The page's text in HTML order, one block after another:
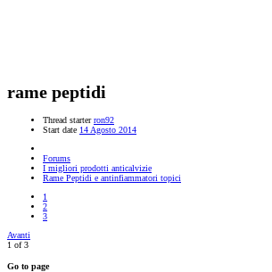
rame peptidi
Thread starter ron92
Start date 14 Agosto 2014
Forums
I migliori prodotti anticalvizie
Rame Peptidi e antinfiammatori topici
1
2
3
Avanti
1 of 3
Go to page